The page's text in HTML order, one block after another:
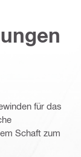
für das
Schaft zum